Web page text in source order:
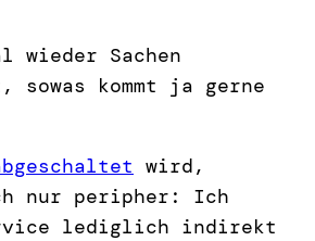
wieder Sachen
sowas kommt ja gerne
wird,
nur peripher: Ich
lediglich indirekt